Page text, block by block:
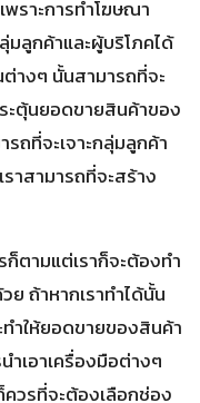
ราะการทำโฆษณา
มลูกค้าและผู้บริโภคได้
างๆ นั้นสามารถที่จะ
ะตุ้นยอดขายสินค้าของ
ถที่จะเจาะกลุ่มลูกค้า
าสามารถที่จะสร้าง
ก็ตามแต่เราก็จะต้องทำ
ย ถ้าหากเราทำได้นั้น
ำให้ยอดขายของสินค้า
ำเอาเครื่องมือต่างๆ
วรที่จะต้องเลือกช่อง